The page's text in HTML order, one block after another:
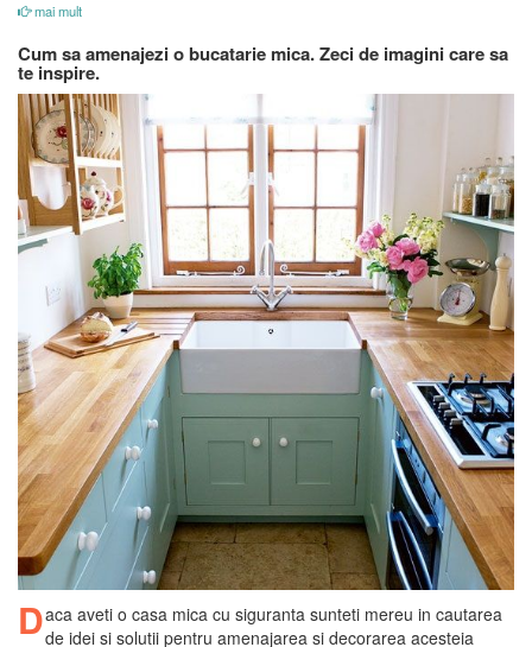
mai mult
Cum sa amenajezi o bucatarie mica. Zeci de imagini care sa
te inspire.
Daca aveti o casa mica cu siguranta sunteti mereu in cautarea
de idei si solutii pentru amenajarea si decorarea acesteia